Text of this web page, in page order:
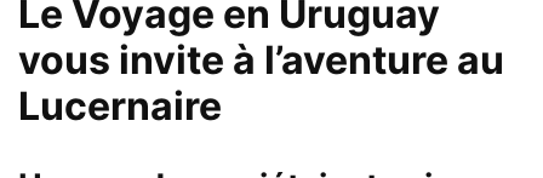
Le Voyage en Uruguay
vous invite à l’aventure au
Lucernaire